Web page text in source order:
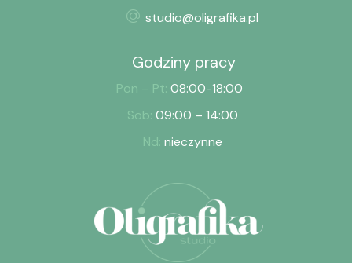
studio@oligrafika.pl
Godziny pracy
Pon – Pt: 08:00-18:00
Sob: 09:00 – 14:00
Nd: nieczynne